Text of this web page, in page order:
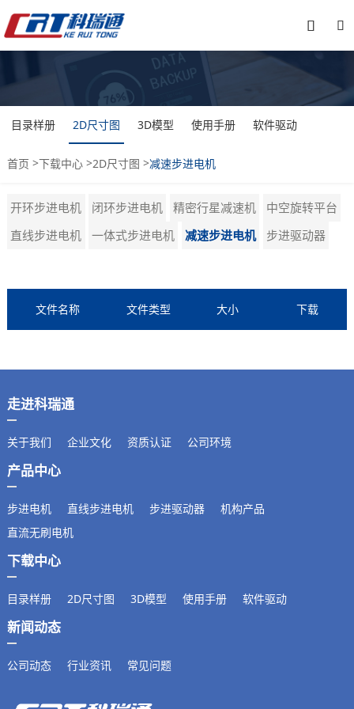


目录样册 2D尺寸图 3D模型 使用手册 软件驱动
首页 >下载中心>2D尺寸图 >减速步进电机
开环步进电机 闭环步进电机 精密行星减速机
中空旋转平台
直线步进电机
一体式步进电机 减速步进电机 步进驱动器
文件名称 文件类型 大小 下载
走进科瑞通
关于我们 企业文化 资质认证 公司环境
产品中心
步进电机 直线步进电机 步进驱动器
机构产品
直流无刷电机
下载中心
目录样册 2D尺寸图 3D模型 使用手册 软件驱动
新闻动态
公司动态 行业资讯 常见问题